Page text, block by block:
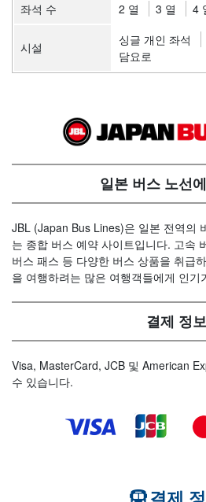
좌석 수
2 열 3 열 4
시설 싱글 개인 좌석
담요로
일본 버스 노선
JBL (Japan Bus Lines)은 일본 전역의
는 종합 버스 예약 사이트입니다. 고속
버스 패스 등 다양한 버스 상품을 취급
을 여행하려는 많은 여행객들에게 인기
결제 정보
Visa, MasterCard, JCB 및 American
수 있습니다.